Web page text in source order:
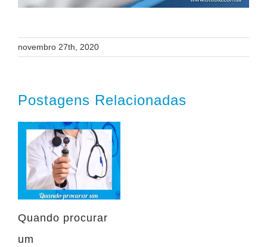
novembro 27th, 2020
Postagens Relacionadas
Quando procurar
um